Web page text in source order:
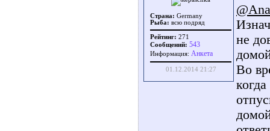
Страна: Germany
Рыба: всю подряд
Рейтинг: 271
Сообщений: 543
Информация: Aнкета
01.12.2014 21:27
не
Во